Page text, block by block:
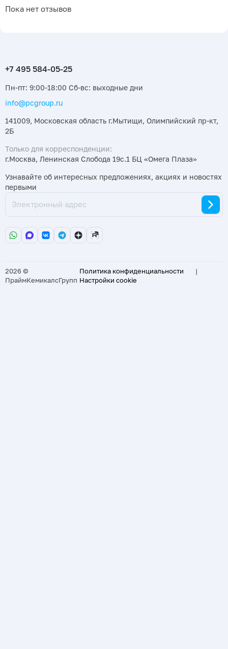
Пока нет отзывов
Пн-пт: 9:00-18:00 Сб-вс: выходные дни
info@pcgroup.ru
141009, Московская область г.Мытищи, Олимпийский пр-кт,
2Б
Только для корреспонденции:
г.Москва, Ленинская Слобода 19с.1 БЦ «Омега Плаза»
Узнавайте об интересных предложениях, акциях и новостях
первыми
2026 ©
ПраймКемикалсГрупп
Политика конфиденциальности
|
Настройки cookie